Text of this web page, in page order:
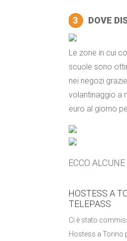
3 DOVE
Le zone in cui
scuole sono
nei negozi
volantinaggio a
euro al giorno
ECCO
HOSTESS A
TELEPASS
Ci è stato
Hostess a Torino